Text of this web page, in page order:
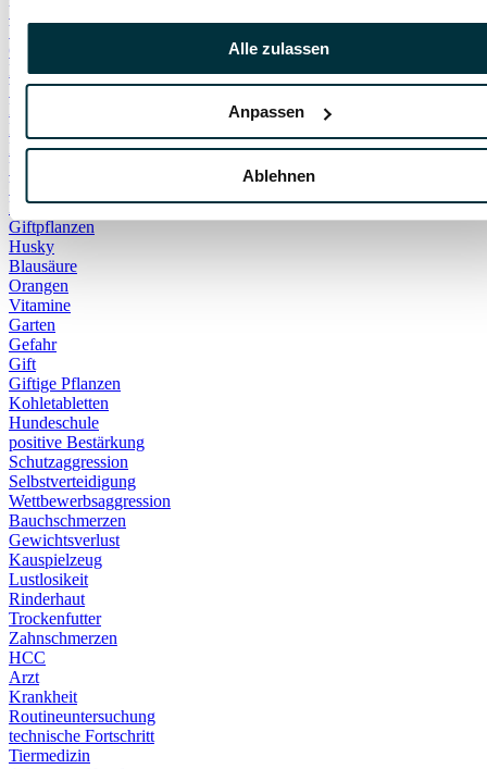
Alle zulassen
Anpassen
Ablehnen
Waschen
Wasser
Giardien
Milben
Würmer
Brachycephale Syndrome
Hautkrankheiten
Hornhautentzündung
Übergewicht
Unterzuckerung
Ellbogendysplasie
Giftpflanzen
Husky
Blausäure
Orangen
Vitamine
Garten
Gefahr
Gift
Giftige Pflanzen
Kohletabletten
Hundeschule
positive Bestärkung
Schutzaggression
Selbstverteidigung
Wettbewerbsaggression
Bauchschmerzen
Gewichtsverlust
Kauspielzeug
Lustlosikeit
Rinderhaut
Trockenfutter
Zahnschmerzen
HCC
Arzt
Krankheit
Routineuntersuchung
technische Fortschritt
Tiermedizin